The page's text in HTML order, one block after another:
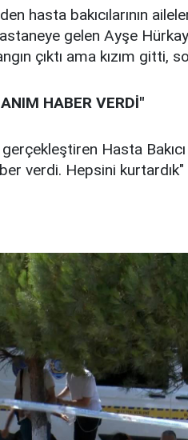
hasta bakıcılarının
gelen Ayşe
çıktı ama kızım gitti,
HABER VERDİ"
Hasta
verdi. Hepsini